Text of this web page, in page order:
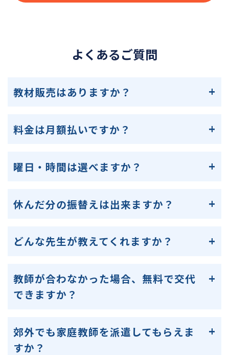
よくあるご質問
教材販売はありますか？
料金は月額払いですか？
曜日・時間は選べますか？
休んだ分の振替えは出来ますか？
どんな先生が教えてくれますか？
教師が合わなかった場合、無料で交代
できますか？
郊外でも家庭教師を派遣してもらえま
すか？